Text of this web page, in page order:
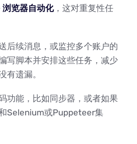
浏览器自动化，这对重复性任
后续消息，或监控多个账户的
写脚本并安排这些任务，减少
有遗漏。
功能，比如同步器，或者如果
Selenium或Puppeteer集